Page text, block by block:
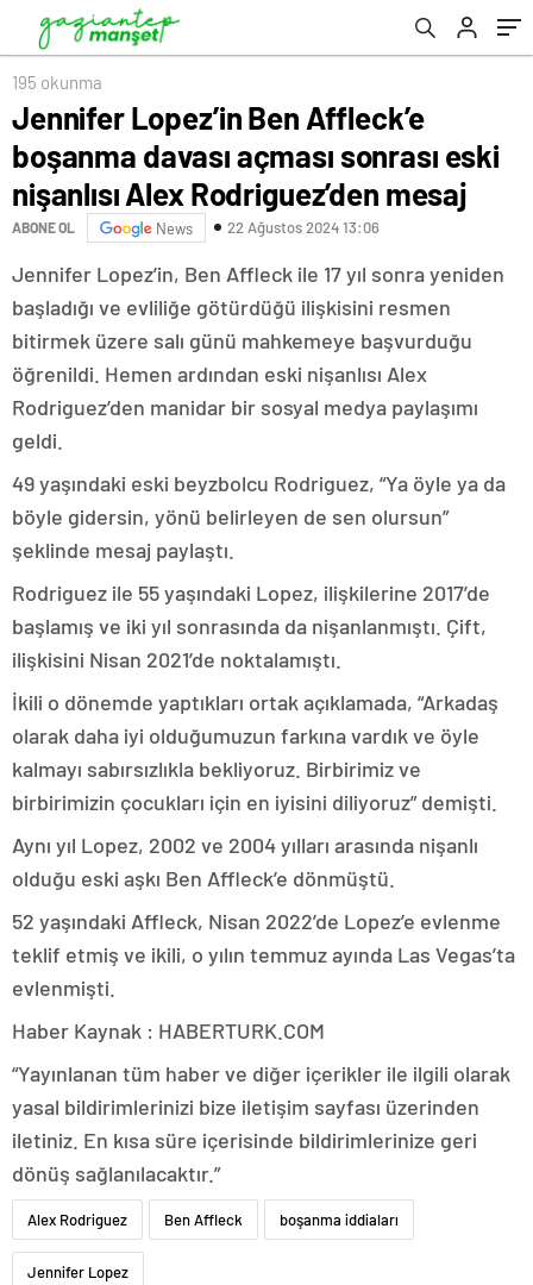
Rodriguez’den mesaj
195 okunma
Jennifer Lopez’in Ben Affleck’e
boşanma davası açması sonrası eski
nişanlısı Alex Rodriguez’den mesaj
ABONE OL News 22 Ağustos 2024 13:06
Jennifer Lopez’in, Ben Affleck ile 17 yıl sonra yeniden
başladığı ve evliliğe götürdüğü ilişkisini resmen
bitirmek üzere salı günü mahkemeye başvurduğu
öğrenildi. Hemen ardından eski nişanlısı Alex
Rodriguez’den manidar bir sosyal medya paylaşımı
geldi.
49 yaşındaki eski beyzbolcu Rodriguez, “Ya öyle ya da
böyle gidersin, yönü belirleyen de sen olursun”
şeklinde mesaj paylaştı.
Rodriguez ile 55 yaşındaki Lopez, ilişkilerine 2017’de
başlamış ve iki yıl sonrasında da nişanlanmıştı. Çift,
ilişkisini Nisan 2021’de noktalamıştı.
İkili o dönemde yaptıkları ortak açıklamada, “Arkadaş
olarak daha iyi olduğumuzun farkına vardık ve öyle
kalmayı sabırsızlıkla bekliyoruz. Birbirimiz ve
birbirimizin çocukları için en iyisini diliyoruz” demişti.
Aynı yıl Lopez, 2002 ve 2004 yılları arasında nişanlı
olduğu eski aşkı Ben Affleck’e dönmüştü.
52 yaşındaki Affleck, Nisan 2022’de Lopez’e evlenme
teklif etmiş ve ikili, o yılın temmuz ayında Las Vegas’ta
evlenmişti.
Haber Kaynak : HABERTURK.COM
“Yayınlanan tüm haber ve diğer içerikler ile ilgili olarak
yasal bildirimlerinizi bize iletişim sayfası üzerinden
iletiniz. En kısa süre içerisinde bildirimlerinize geri
dönüş sağlanılacaktır.”
Alex Rodriguez Ben Affleck boşanma iddiaları
Jennifer Lopez